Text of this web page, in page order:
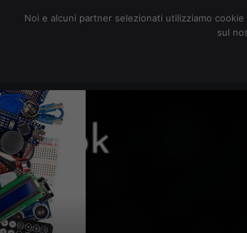
Noi e alcuni partner selezionati utilizziamo
sul